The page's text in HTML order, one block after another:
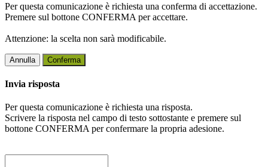
Per questa comunicazione è richiesta una conferma di accettazione.
Premere sul bottone CONFERMA per accettare.
Attenzione: la scelta non sarà modificabile.
Annulla Conferma
Invia risposta
Per questa comunicazione è richiesta una risposta.
Scrivere la risposta nel campo di testo sottostante e premere sul
bottone CONFERMA per confermare la propria adesione.